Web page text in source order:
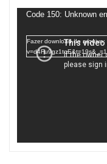
deCode 150: Unknown
Fazer download do
v=d4Fu9gz1tqE&t=19s&_=1